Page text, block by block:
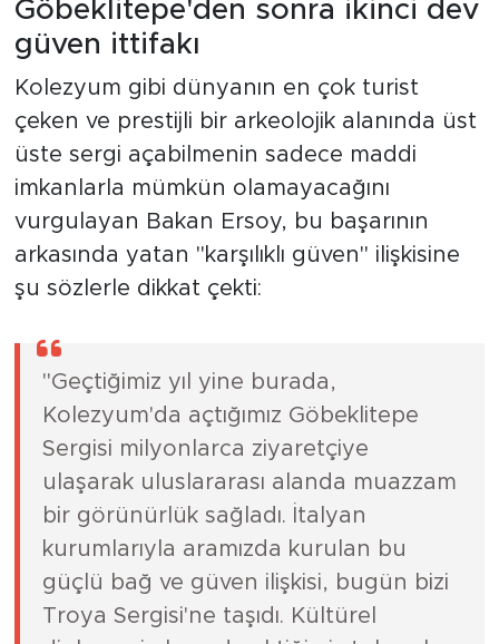
Göbeklitepe'den sonra ikinci dev
güven ittifakı
Kolezyum gibi dünyanın en çok turist
çeken ve prestijli bir arkeolojik alanında üst
üste sergi açabilmenin sadece maddi
imkanlarla mümkün olamayacağını
vurgulayan Bakan Ersoy, bu başarının
arkasında yatan "karşılıklı güven" ilişkisine
şu sözlerle dikkat çekti:
"Geçtiğimiz yıl yine burada,
Kolezyum'da açtığımız Göbeklitepe
Sergisi milyonlarca ziyaretçiye
ulaşarak uluslararası alanda muazzam
bir görünürlük sağladı. İtalyan
kurumlarıyla aramızda kurulan bu
güçlü bağ ve güven ilişkisi, bugün bizi
Troya Sergisi'ne taşıdı. Kültürel